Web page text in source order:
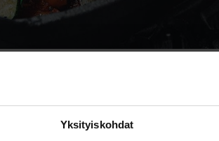
Yksityiskohdat